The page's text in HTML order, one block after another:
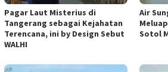
Pagar Laut Misterius di
Tangerang sebagai Kejahatan
Terencana, ini by Design Sebut
WALHI
Air
Sotol